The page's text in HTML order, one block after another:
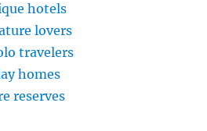
hotels
lovers
travelers
homes
reserves